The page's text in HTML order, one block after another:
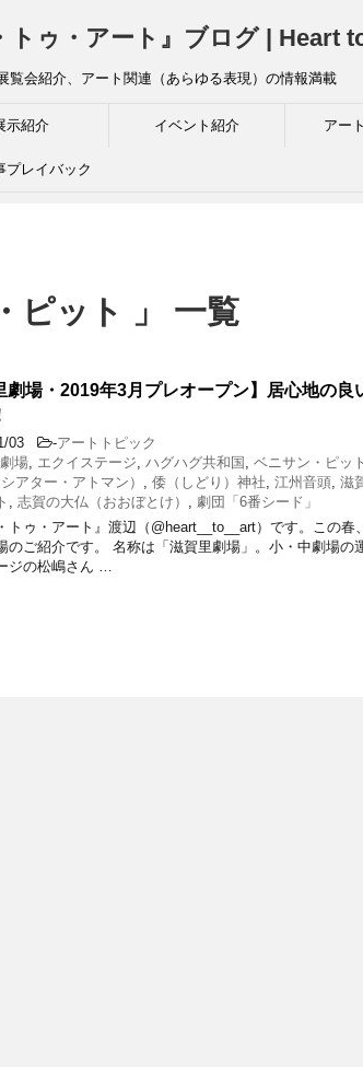
トゥ・アート』ブログ | Heart
覧会紹介、アート関連（あらゆる表現）の情報満載
示紹介 イベント紹介 アー
プレイバック
ピット 」 一覧
劇場・2019年3月プレオープン】居心地の
03 -アートトピック
場, エクイステージ, ハグハグ共和国 , ベニサン・ピット
アター・アトマン） , 倭（しどり）神社, 江州音頭, 滋
, 志賀の大仏（おおぼとけ） , 劇団「6番シード」
トゥ・アート』渡辺（@heart__to__art）です。この
のご紹介です。 名称は「滋賀里劇場」。小・中劇場の
ジの松嶋さん …